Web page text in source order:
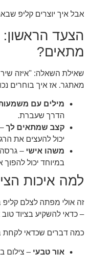
אבל איך יוצרים קליפ
הצעד הראשון:
מתאים?
שאילת השאלה: "איזה
מאתגר. אז איך בוחרים
מילים עם
הדרך שעברת.
קצב שמתאים לך
יכול להעצים את
משהו אישי –
במיוחד יכול להפוך
למה איכות
זה אולי מפתה לצלם
– כדאי להשקיע בציוד
כמה דברים שכדאי לקחת
אור טבעי – צילום